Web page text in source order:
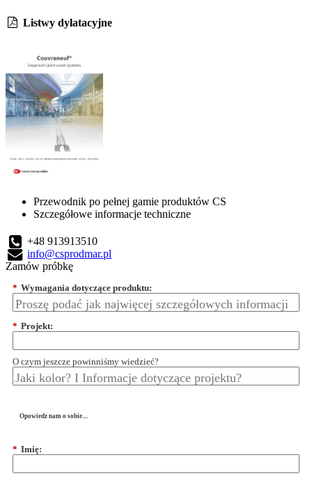
Listwy dylatacyjne
Przewodnik po pełnej gamie produktów CS
Szczegółowe informacje techniczne
+48 913913510
info@csprodmar.pl
Zamów próbkę
* Wymagania dotyczące produktu:
* Projekt:
O czym jeszcze powinniśmy wiedzieć?
Opowiedz nam o sobie....
* Imię: